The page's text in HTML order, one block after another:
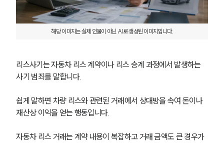
해당 이미지는 실제 인물이 아닌 AI로 생성된 이미지입니다.
리스사기는 자동차 리스 계약이나 리스 승계 과정에서 발생하는
사기 범죄를 말합니다.
쉽게 말하면 차량 리스와 관련된 거래에서 상대방을 속여 돈이나
재산상 이익을 얻는 행동입니다.
자동차 리스 거래는 계약 내용이 복잡하고 거래 금액도 큰 경우가